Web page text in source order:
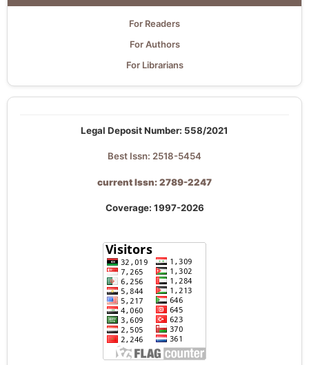
For Readers
For Authors
For Librarians
Legal Deposit Number: 558/2021
Best Issn: 2518-5454
current Issn: 2789-2247
Coverage: 1997-2026